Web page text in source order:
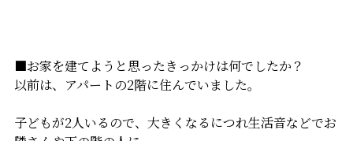
■お家を建てようと思ったきっかけは何でしたか？
以前は、アパートの2階に住んでいました。
子どもが2人いるので、大きくなるにつれ生活音などでお